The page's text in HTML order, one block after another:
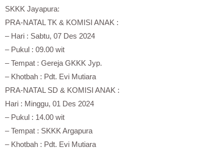
SKKK Jayapura:
PRA-NATAL TK & KOMISI ANAK :
– Hari : Sabtu, 07 Des 2024
– Pukul : 09.00 wit
– Tempat : Gereja GKKK Jyp.
– Khotbah : Pdt. Evi Mutiara
PRA-NATAL SD & KOMISI ANAK :
Hari : Minggu, 01 Des 2024
– Pukul : 14.00 wit
– Tempat : SKKK Argapura
– Khotbah : Pdt. Evi Mutiara